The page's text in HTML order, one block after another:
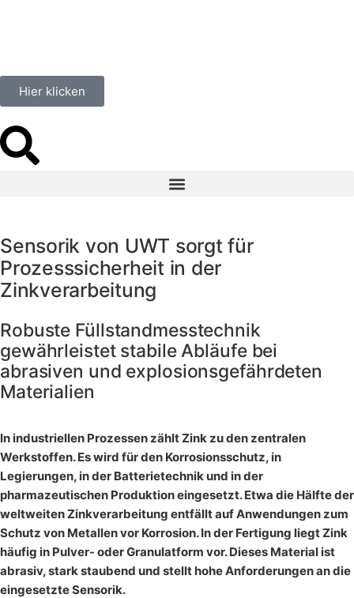
Hier klicken
Sensorik von UWT sorgt für
Prozesssicherheit in der
Zinkverarbeitung
Robuste Füllstandmesstechnik
gewährleistet stabile Abläufe bei
abrasiven und explosionsgefährdeten
Materialien
In industriellen Prozessen zählt Zink zu den zentralen
Werkstoffen. Es wird für den Korrosionsschutz, in
Legierungen, in der Batterietechnik und in der
pharmazeutischen Produktion eingesetzt. Etwa die Hälfte der
weltweiten Zinkverarbeitung entfällt auf Anwendungen zum
Schutz von Metallen vor Korrosion. In der Fertigung liegt Zink
häufig in Pulver- oder Granulatform vor. Dieses Material ist
abrasiv, stark staubend und stellt hohe Anforderungen an die
eingesetzte Sensorik.